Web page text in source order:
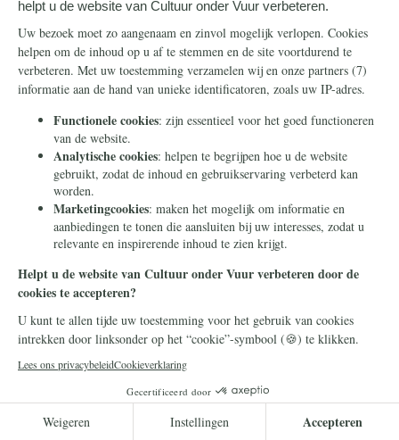
Immigratie
4 juli 2025
Hoop gloort: komt dankzij
Frans Timmermans het
strengste asielbeleid er dan
toch?
Na een chaotische week heeft de Tweede
Kamer wetten aangenomen die het
de hulp van Frans Timmermans.
Lees meer